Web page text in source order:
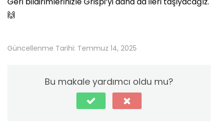
🙌
Güncellenme Tarihi: Temmuz 14, 2025
Bu makale yardımcı oldu mu?